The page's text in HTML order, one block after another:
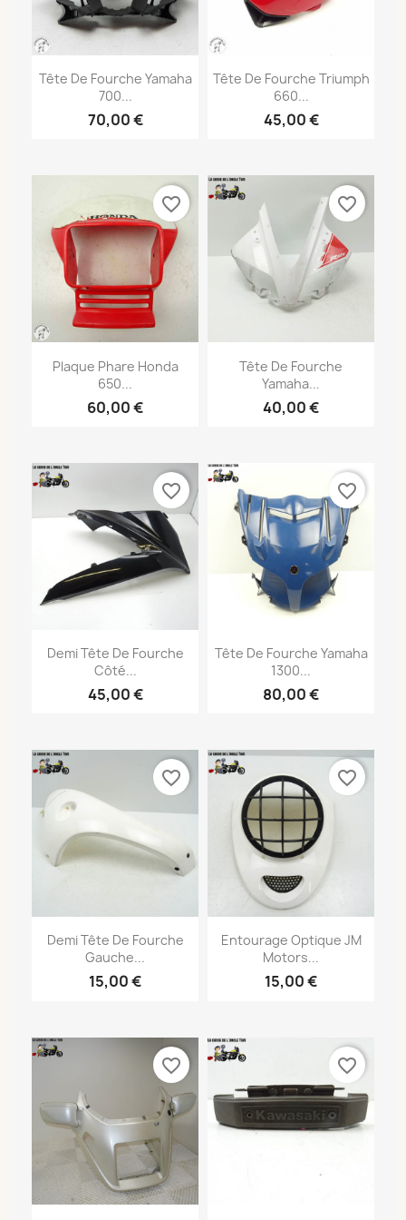
Tête De Fourche Yamaha
700...
70,00 €
Tête De Fourche Triumph
660...
45,00 €
Plaque Phare Honda
650...
60,00 €
favorite_border
Tête De Fourche
Yamaha...
40,00 €
favorite_border
Demi Tête De Fourche
Côté...
45,00 €
favorite_border
Tête De Fourche Yamaha
1300...
80,00 €
favorite_border
Demi Tête De Fourche
Gauche...
15,00 €
favorite_border
Entourage Optique JM
Motors...
15,00 €
favorite_border
favorite_border favorite_border